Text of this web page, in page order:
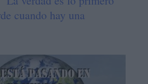
cuando hay una